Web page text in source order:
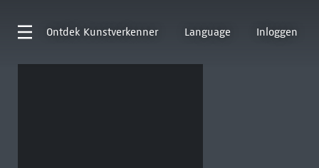
Ontdek Kunstverkenner Language Inloggen